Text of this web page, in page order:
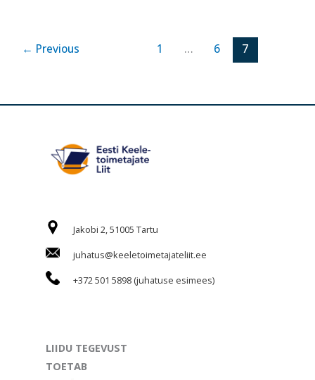
← Previous 1 … 6 7
Jakobi 2, 51005 Tartu
juhatus@keeletoimetajateliit.ee
+372 501 5898 (juhatuse esimees)
LIIDU TEGEVUST
TOETAB